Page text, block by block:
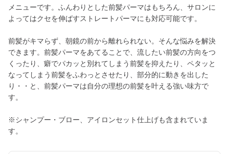
メニューです。ふんわりとした前髪パーマはもちろん、サロンに
よってはクセを伸ばすストレートパーマにも対応可能です。
前髪がキマらず、朝鏡の前から離れられない。そんな悩みを解決
できます。前髪パーマをあてることで、流したい前髪の方向をつ
くったり、癖でパカッと別れてしまう前髪を抑えたり、ペタッと
なってしまう前髪をふわっとさせたり、部分的に動きを出した
り・・と、前髪パーマは自分の理想の前髪を叶える強い味方で
す。
※シャンプー・ブロー、アイロンセット仕上げも含まれていま
す。